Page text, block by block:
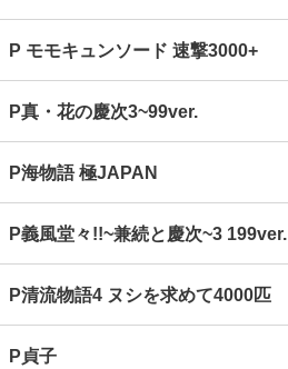
P モモキュンソード 速撃3000+
P真・花の慶次3~99ver.
P海物語 極JAPAN
P義風堂々!!~兼続と慶次~3 199ver.
P清流物語4 ヌシを求めて4000匹
P貞子